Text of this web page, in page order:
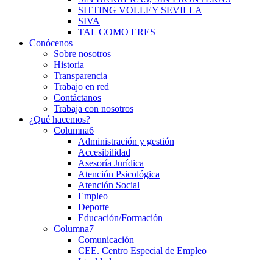
SITTING VOLLEY SEVILLA
SIVA
TAL COMO ERES
Conócenos
Sobre nosotros
Historia
Transparencia
Trabajo en red
Contáctanos
Trabaja con nosotros
¿Qué hacemos?
Columna6
Administración y gestión
Accesibilidad
Asesoría Jurídica
Atención Psicológica
Atención Social
Empleo
Deporte
Educación/Formación
Columna7
Comunicación
CEE. Centro Especial de Empleo